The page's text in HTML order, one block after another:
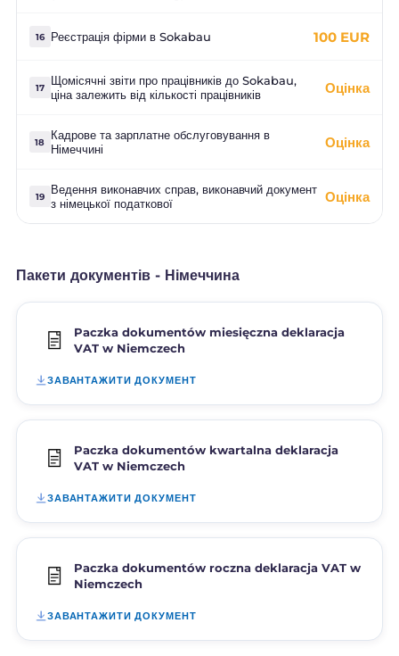
16 Реєстрація фірми в Sokabau 100 EUR
17
Щомісячні звіти про працівників до Sokabau,
ціна залежить від кількості працівників
Оцінка
18
Кадрове та зарплатне обслуговування в
Німеччині
Оцінка
19
Ведення виконавчих справ, виконавчий документ
з німецької податкової
Оцінка
Пакети документів - Німеччина
Paczka dokumentów miesięczna deklaracja
VAT w Niemczech
ЗАВАНТАЖИТИ ДОКУМЕНТ
Paczka dokumentów kwartalna deklaracja
VAT w Niemczech
ЗАВАНТАЖИТИ ДОКУМЕНТ
Paczka dokumentów roczna deklaracja VAT w
Niemczech
ЗАВАНТАЖИТИ ДОКУМЕНТ